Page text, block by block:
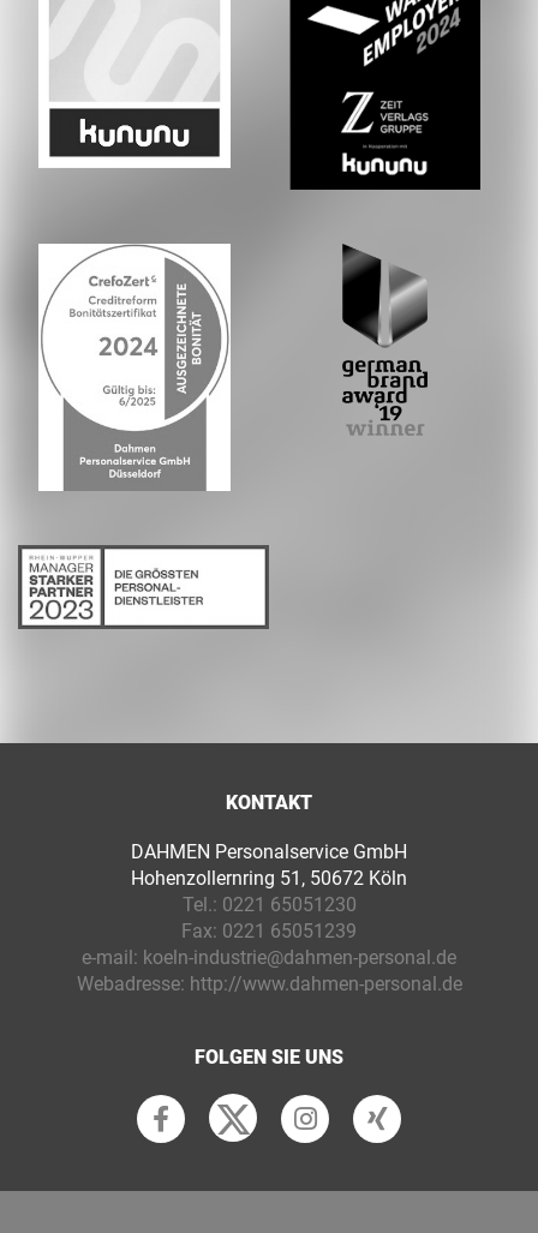
KONTAKT
DAHMEN Personalservice GmbH
Hohenzollernring 51, 50672 Köln
Tel.: 0221 65051230
Fax: 0221 65051239
e-mail: koeln-industrie@dahmen-personal.de
Webadresse: http://www.dahmen-personal.de
FOLGEN SIE UNS